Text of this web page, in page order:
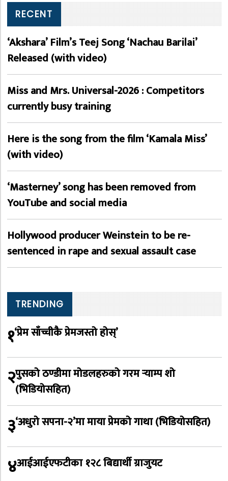
RECENT
‘Akshara’ Film’s Teej Song ‘Nachau Barilai’
Released (with video)
Miss and Mrs. Universal-2026 : Competitors
currently busy training
Here is the song from the film ‘Kamala Miss’
(with video)
‘Masterney’ song has been removed from
YouTube and social media
Hollywood producer Weinstein to be re-
sentenced in rape and sexual assault case
TRENDING
१‘प्रेम साँच्चीकै प्रेमजस्तो होस्’
२पुसको ठण्डीमा मोडलहरुको गरम र्‍याम्प शो
(भिडियोसहित)
३‘अधुरो सपना-२’मा माया प्रेमको गाथा (भिडियोसहित)
४आईआईएफटीका १२८ बिद्यार्थी ग्राजुयट